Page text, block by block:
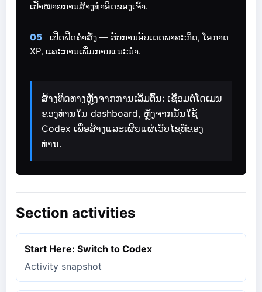
ເປົ້າໝາຍການສ້າງທຳອິດຂອງເຈົ້າ.
05
ເປີດຟີດຄຳສັ່ງ — ຮັບການອັບເດດພາລະກິດ, ໂອກາດ
XP, ແລະການເພີ່ມການແນະນຳ.
ສ້າງທິດທາງຫຼັງຈາກການເລີ່ມຕົ້ນ: ເຊື່ອມຕໍ່ໂດເມນ
ຂອງທ່ານໃນ dashboard, ຫຼັງຈາກນັ້ນໃຊ້
Codex ເພື່ອສ້າງແລະເຜີຍແຜ່ເວັບໄຊທ໌ຂອງ
ທ່ານ.
Section activities
Start Here: Switch to Codex
Activity snapshot